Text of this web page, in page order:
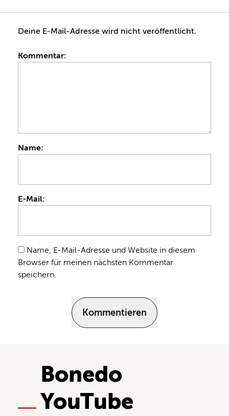
Deine E-Mail-Adresse wird nicht veröffentlicht.
Kommentar:
Name:
E-Mail:
Name, E-Mail-Adresse und Website in diesem
Browser für meinen nächsten Kommentar
speichern.
Kommentieren
Bonedo
YouTube